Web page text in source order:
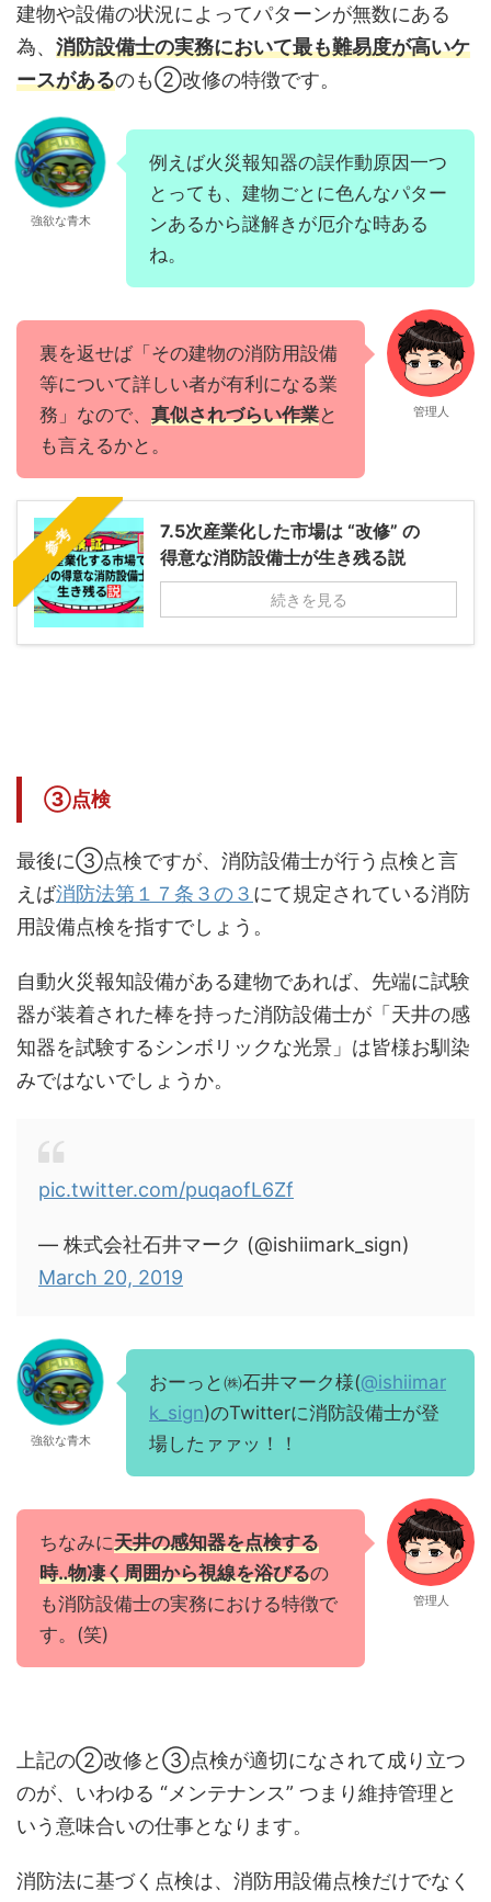
建物や設備の状況によってパターンが無数にある
為、 消防設備士の実務において最も難易度が高いケ
ースがあるのも②改修の特徴です。
強欲な青木
例えば火災報知器の誤作動原因一つ
とっても、建物ごとに色んなパター
ンあるから謎解きが厄介な時ある
ね。
裏を返せば「その建物の消防用設備
等について詳しい者が有利になる業
務」なので、 真似されづらい作業と
も言えるかと。
管理人
参考
7.5次産業化した市場は “改修” の
得意な消防設備士が生き残る説
続きを見る
③点検
最後に③点検ですが、消防設備士が行う点検と言
えば消防法第１７条３の３ にて規定されている消防
用設備点検を指すでしょう。
自動火災報知設備がある建物であれば、先端に試験
器が装着された棒を持った消防設備士が「天井の感
知器を試験するシンボリックな光景」は皆様お馴染
みではないでしょうか。
pic.twitter.com/puqaofL6Zf
— 株式会社石井マーク (@ishiimark_sign)
March 20, 2019
強欲な青木
おーっと㈱石井マーク様(@ishiimar
k_sign)のTwitterに消防設備士が登
場したァァッ！！
ちなみに天井の感知器を点検する
時‥物凄く周囲から視線を浴びるの
も消防設備士の実務における特徴で
す。(笑)
管理人
上記の②改修と③点検が適切になされて成り立つ
のが、いわゆる “メンテナンス” つまり維持管理と
いう意味合いの仕事となります。
消防法に基づく点検は、消防用設備点検だけでなく